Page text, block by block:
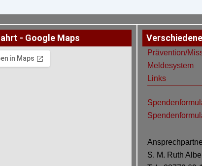
- Google Maps
Prävention/
Meldesystem
Links
S. M. Ruth